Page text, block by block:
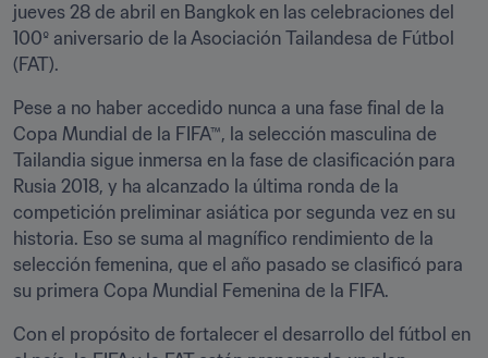
jueves 28 de abril en Bangkok en las celebraciones del
100º aniversario de la Asociación Tailandesa de Fútbol
(FAT).
Pese a no haber accedido nunca a una fase final de la
Copa Mundial de la FIFA™, la selección masculina de
Tailandia sigue inmersa en la fase de clasificación para
Rusia 2018, y ha alcanzado la última ronda de la
competición preliminar asiática por segunda vez en su
historia. Eso se suma al magnífico rendimiento de la
selección femenina, que el año pasado se clasificó para
su primera Copa Mundial Femenina de la FIFA.
Con el propósito de fortalecer el desarrollo del fútbol en